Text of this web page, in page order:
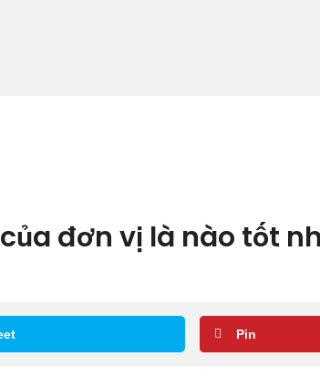
đơn vị là nào tốt
Pin